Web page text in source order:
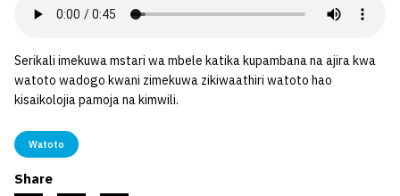
Serikali imekuwa mstari wa mbele katika kupambana na ajira kwa
watoto wadogo kwani zimekuwa zikiwaathiri watoto hao
kisaikolojia pamoja na kimwili.
Watoto
Share